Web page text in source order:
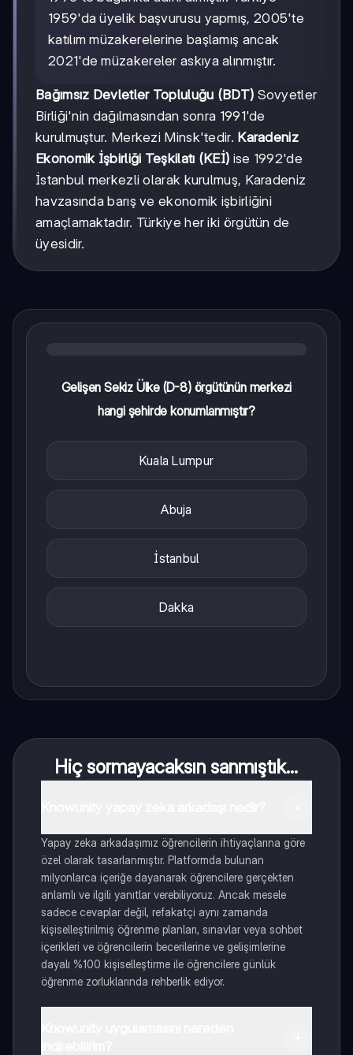
1959'da üyelik başvurusu yapmış, 2005'te
katılım müzakerelerine başlamış ancak
2021'de müzakereler askıya alınmıştır.
Bağımsız Devletler Topluluğu (BDT) Sovyetler
Birliği'nin dağılmasından sonra 1991'de
kurulmuştur. Merkezi Minsk'tedir. Karadeniz
Ekonomik İşbirliği Teşkilatı (KEİ) ise 1992'de
İstanbul merkezli olarak kurulmuş, Karadeniz
havzasında barış ve ekonomik işbirliğini
amaçlamaktadır. Türkiye her iki örgütün de
üyesidir.
Gelişen Sekiz Ülke (D-8) örgütünün merkezi
hangi şehirde konumlanmıştır?
Kuala Lumpur
Abuja
İstanbul
Dakka
Hiç sormayacaksın sanmıştık...
Yapay zeka arkadaşımız öğrencilerin ihtiyaçlarına göre
özel olarak tasarlanmıştır. Platformda bulunan
milyonlarca içeriğe dayanarak öğrencilere gerçekten
anlamlı ve ilgili yanıtlar verebiliyoruz. Ancak mesele
sadece cevaplar değil, refakatçi aynı zamanda
kişiselleştirilmiş öğrenme planları, sınavlar veya sohbet
içerikleri ve öğrencilerin becerilerine ve gelişimlerine
dayalı %100 kişiselleştirme ile öğrencilere günlük
öğrenme zorluklarında rehberlik ediyor.